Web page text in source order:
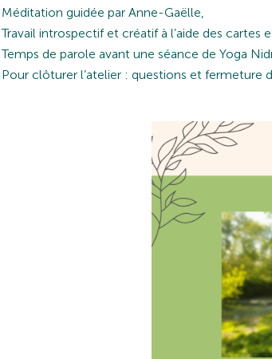
Méditation guidée par Anne-Gaëlle,
Travail introspectif et créatif à l’aide des cartes
Temps de parole avant une séance de Yoga
Pour clôturer l’atelier : questions et fermeture